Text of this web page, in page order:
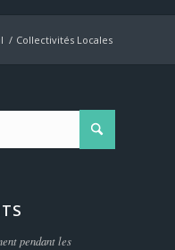
/ Collectivités Locales
pendant les